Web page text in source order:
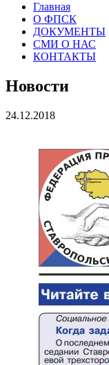
Главная
О ФПСК
ДОКУМЕНТЫ
СМИ О НАС
КОНТАКТЫ
Новости
24.12.2018